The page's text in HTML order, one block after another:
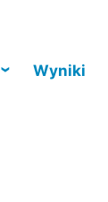
Wyniki